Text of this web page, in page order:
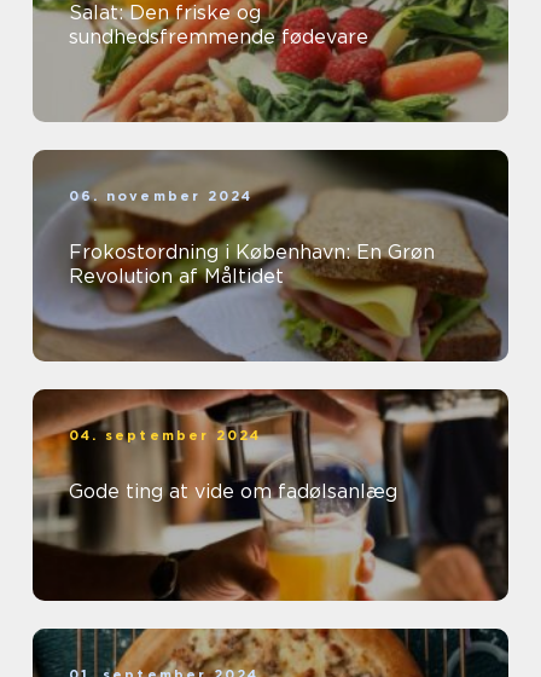
Salat: Den friske og
sundhedsfremmende fødevare
06. november 2024
Frokostordning i København: En Grøn
Revolution af Måltidet
04. september 2024
Gode ting at vide om fadølsanlæg